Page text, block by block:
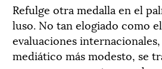
Refulge otra medalla en el
luso. No tan elogiado como
evaluaciones
mediático más modesto, se